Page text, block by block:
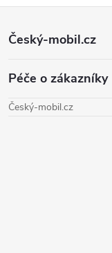
Z
p
Český-mobil.cz
Péče o zákazníky
Český-mobil.cz